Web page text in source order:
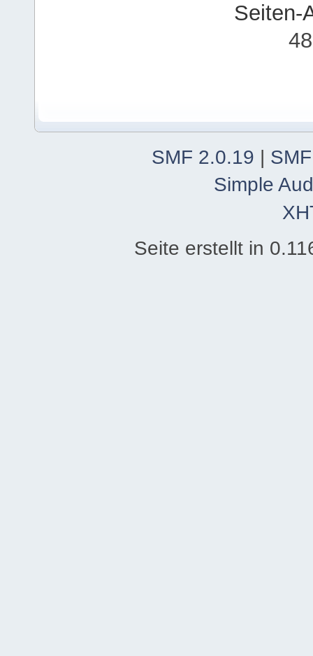
Seiten-
SMF 2.0.19 |
Simple
Seite erstellt in